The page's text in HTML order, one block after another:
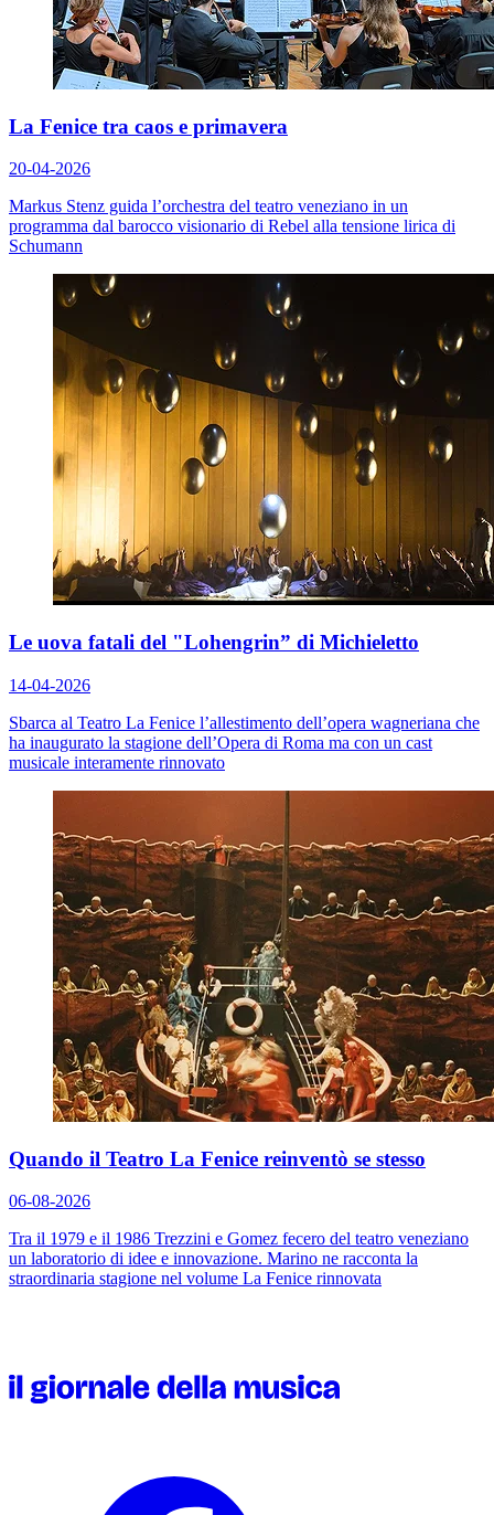
La Fenice tra caos e primavera
20-04-2026
Markus Stenz guida l’orchestra del teatro veneziano in un
programma dal barocco visionario di Rebel alla tensione lirica di
Schumann
Le uova fatali del "Lohengrin” di Michieletto
14-04-2026
Sbarca al Teatro La Fenice l’allestimento dell’opera wagneriana che
ha inaugurato la stagione dell’Opera di Roma ma con un cast
musicale interamente rinnovato
Quando il Teatro La Fenice reinventò se stesso
06-08-2026
Tra il 1979 e il 1986 Trezzini e Gomez fecero del teatro veneziano
un laboratorio di idee e innovazione. Marino ne racconta la
straordinaria stagione nel volume La Fenice rinnovata